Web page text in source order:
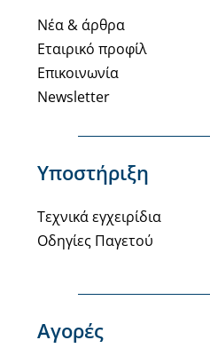
Νέα & άρθρα
Εταιρικό προφίλ
Επικοινωνία
Newsletter
Υποστήριξη
Τεχνικά εγχειρίδια
Οδηγίες Παγετού
Αγορές